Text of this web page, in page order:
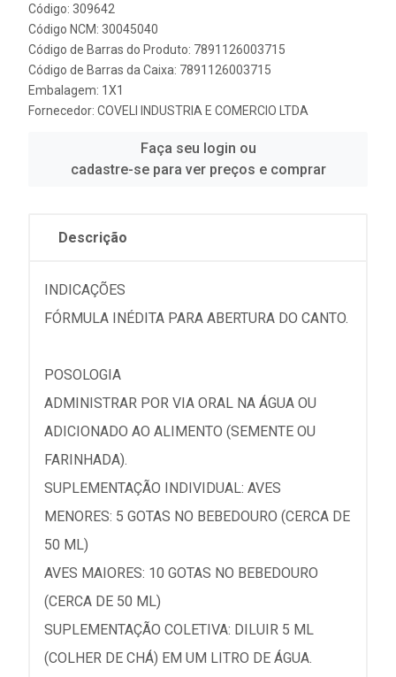
Código: 309642
Código NCM: 30045040
Código de Barras do Produto: 7891126003715
Código de Barras da Caixa: 7891126003715
Embalagem: 1X1
Fornecedor: COVELI INDUSTRIA E COMERCIO LTDA
Faça seu login ou
cadastre-se para ver preços e comprar
Descrição
INDICAÇÕES
FÓRMULA INÉDITA PARA ABERTURA DO CANTO.
POSOLOGIA
ADMINISTRAR POR VIA ORAL NA ÁGUA OU
ADICIONADO AO ALIMENTO (SEMENTE OU
FARINHADA).
SUPLEMENTAÇÃO INDIVIDUAL: AVES
MENORES: 5 GOTAS NO BEBEDOURO (CERCA DE
50 ML)
AVES MAIORES: 10 GOTAS NO BEBEDOURO
(CERCA DE 50 ML)
SUPLEMENTAÇÃO COLETIVA: DILUIR 5 ML
(COLHER DE CHÁ) EM UM LITRO DE ÁGUA.